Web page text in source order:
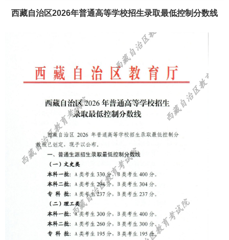
西藏自治区2026年普通高等学校招生录取最低控制分数线